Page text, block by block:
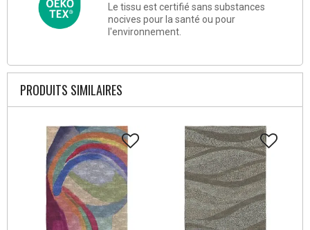
Le tissu est certifié sans substances
nocives pour la santé ou pour
l'environnement.
PRODUITS SIMILAIRES